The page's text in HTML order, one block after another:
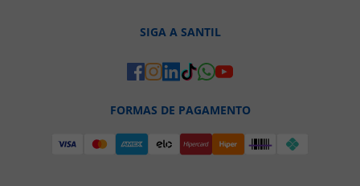
SIGA A SANTIL
FORMAS DE PAGAMENTO